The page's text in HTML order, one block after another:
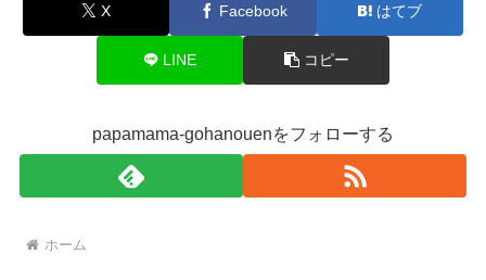
X Facebook はてブ
LINE コピー
papamama-gohanouenをフォローする
ホーム